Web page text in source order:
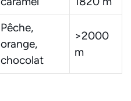
Pêche,
orange,
chocolat
>2000
m